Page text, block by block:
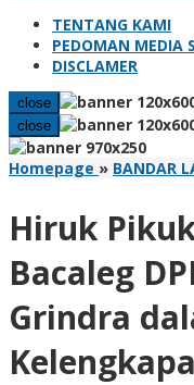
TENTANG KAMI
PEDOMAN MEDIA
DISCLAMER
close
close
Homepage » BANDAR
Hiruk
Bacaleg
Grindra